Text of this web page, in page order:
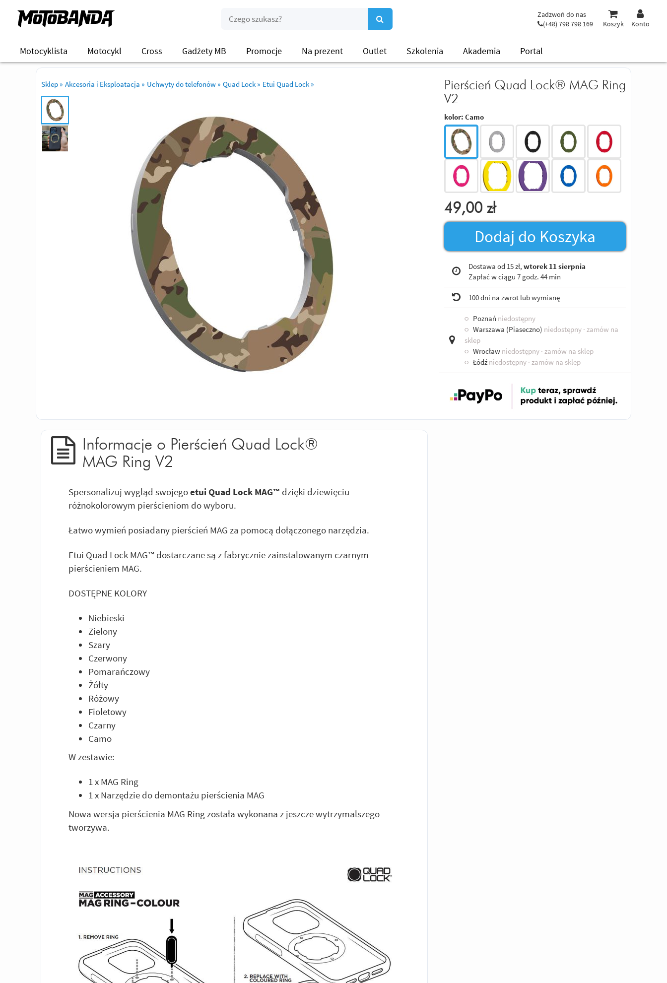
Zadzwoń do nas
(+48) 798 798 169
Koszyk Konto
Motocyklista Motocykl Cross Gadżety MB Promocje Na prezent Outlet Szkolenia Akademia Portal
Sklep » Akcesoria i Eksploatacja » Uchwyty do telefonów » Quad Lock » Etui Quad Lock »
Pierścień Quad Lock® MAG Ring
V2
kolor: Camo
49,00 zł
Dodaj do Koszyka
Dostawa od 15 zł, wtorek 11 sierpnia
Zapłać w ciągu 7 godz. 44 min
100 dni na zwrot lub wymianę
○ Poznań niedostępny
○ Warszawa (Piaseczno) niedostępny · zamów na
sklep
○ Wrocław niedostępny · zamów na sklep
○ Łódź niedostępny · zamów na sklep
Informacje o Pierścień Quad Lock®
MAG Ring V2
Spersonalizuj wygląd swojegoetui Quad Lock MAG™ dzięki dziewięciu
różnokolorowym pierścieniom do wyboru.
Łatwo wymień posiadany pierścień MAG za pomocą dołączonego narzędzia.
Etui Quad Lock MAG™ dostarczane są z fabrycznie zainstalowanym czarnym
pierścieniem MAG.
DOSTĘPNE KOLORY
Niebieski
Zielony
Szary
Czerwony
Pomarańczowy
Żółty
Różowy
Fioletowy
Czarny
Camo
W zestawie:
1 x MAG Ring
1 x Narzędzie do demontażu pierścienia MAG
Nowa wersja pierścienia MAG Ring została wykonana z jeszcze wytrzymalszego
tworzywa.